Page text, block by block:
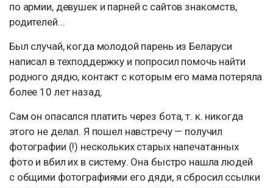
по армии, девушек и парней с сайтов знакомств,
родителей...
Был случай, когда молодой парень из Беларуси
написал в техподдержку и попросил помочь найти
родного дядю, контакт с которым его мама потеряла
более 10 лет назад.
Сам он опасался платить через бота, т. к. никогда
этого не делал. Я пошел навстречу — получил
фотографии (!) нескольких старых напечатанных
фото и вбил их в систему. Она быстро нашла людей
с общими фотографиями его дяди, я сбросил ссылки